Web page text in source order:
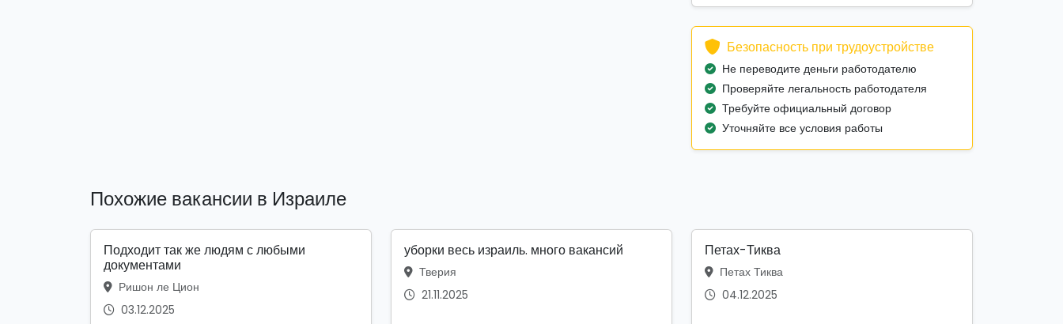
Безопасность при трудоустройстве
Не переводите деньги работодателю
Проверяйте легальность работодателя
Требуйте официальный договор
Уточняйте все условия работы
Похожие вакансии в Израиле
Подходит так же людям с любыми
документами
Ришон ле Цион
03.12.2025
уборки весь израиль. много вакансий
Тверия
21.11.2025
Петах-Тиква
Петах Тиква
04.12.2025